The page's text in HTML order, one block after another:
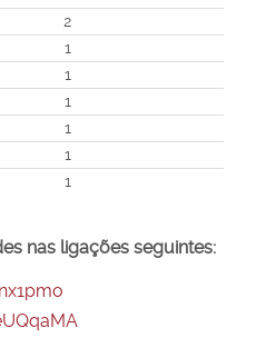
2
1
1
1
1
1
1
nas ligações seguintes: